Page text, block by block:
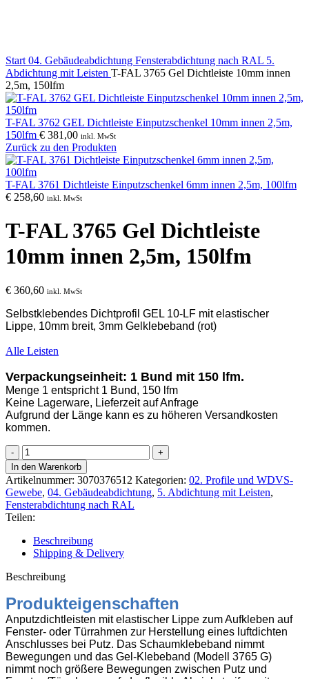
Start 04. Gebäudeabdichtung Fensterabdichtung nach RAL 5.
Abdichtung mit Leisten T-FAL 3765 Gel Dichtleiste 10mm innen
2,5m, 150lfm
T-FAL 3762 GEL Dichtleiste Einputzschenkel 10mm innen 2,5m,
150lfm € 381,00 inkl. MwSt
Zurück zu den Produkten
T-FAL 3761 Dichtleiste Einputzschenkel 6mm innen 2,5m, 100lfm
€ 258,60 inkl. MwSt
T-FAL 3765 Gel Dichtleiste
10mm innen 2,5m, 150lfm
€ 360,60 inkl. MwSt
Selbstklebendes Dichtprofil GEL 10-LF mit elastischer
Lippe, 10mm breit, 3mm Gelklebeband (rot)
Alle Leisten
Verpackungseinheit: 1 Bund mit 150 lfm.
Menge 1 entspricht 1 Bund, 150 lfm
Keine Lagerware, Lieferzeit auf Anfrage
Aufgrund der Länge kann es zu höheren Versandkosten
kommen.
T-
FAL
3765
Gel
Dichtleiste
10mm
innen
2,5m,
150lfm
Menge
In den Warenkorb
Artikelnummer: 3070376512 Kategorien: 02. Profile und WDVS-
Gewebe, 04. Gebäudeabdichtung, 5. Abdichtung mit Leisten,
Fensterabdichtung nach RAL
Teilen:
Beschreibung
Shipping & Delivery
Beschreibung
Produkteigenschaften
Anputzdichtleisten mit elastischer Lippe zum Aufkleben auf
Fenster- oder Türrahmen zur Herstellung eines luftdichten
Anschlusses bei Putz. Das Schaumklebeband nimmt
Bewegungen und das Gel-Klebeband (Modell 3765 G)
nimmt noch größere Bewegungen zwischen Putz und